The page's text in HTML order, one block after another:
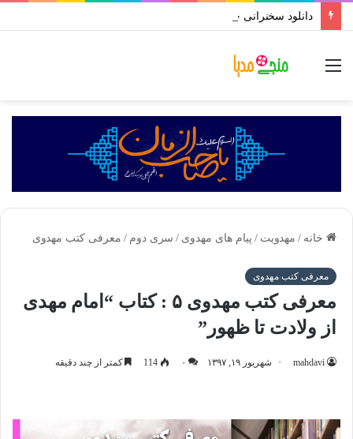
خانه / مهدویت / پیام های مهدوی / سری دوم / معرفی کتب مهدوی
معرفی کتب مهدوی
معرفی کتب مهدوی ۵ : کتاب “امام مهدی
از ولادت تا ظهور”
mahdavi شهریور ۱۹, ۱۳۹۷ ۰ 114 کمتر از چند دقیقه